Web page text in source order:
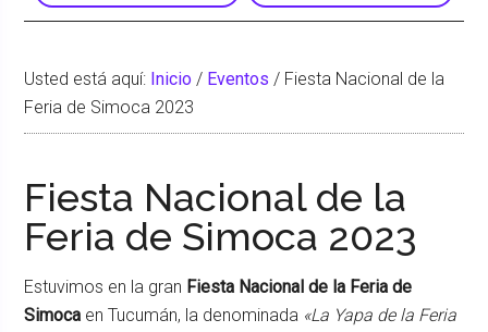
Usted está aquí: Inicio / Eventos / Fiesta Nacional de la
Feria de Simoca 2023
Fiesta Nacional de la
Feria de Simoca 2023
Estuvimos en la gran Fiesta Nacional de la Feria de
Simoca en Tucumán, la denominada «La Yapa de la Feria